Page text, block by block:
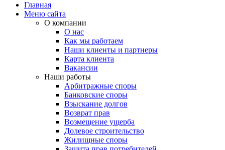
Главная
Меню сайта
О компании
О нас
Как мы работаем
Наши клиенты и партнеры
Карта клиента
Вакансии
Наши работы
Арбитражные споры
Банковские споры
Взыскание долгов
Возврат прав
Возмещение ущерба
Долевое строительство
Жилищные споры